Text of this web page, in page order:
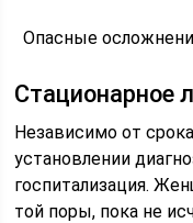
Опасные
Стационарное
Независимо от
установлении
госпитализация.
той поры, пока не